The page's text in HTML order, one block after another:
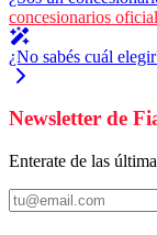
concesionarios
¿No sabés cuál
Newsletter de
Enterate de las